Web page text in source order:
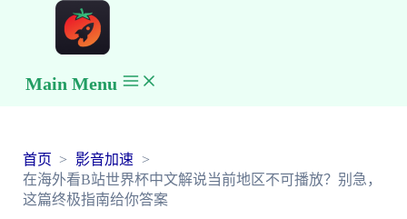
Main Menu
首页
影音加速
在海外看B站世界杯中文解说当前地区不可播放？别急，
这篇终极指南给你答案